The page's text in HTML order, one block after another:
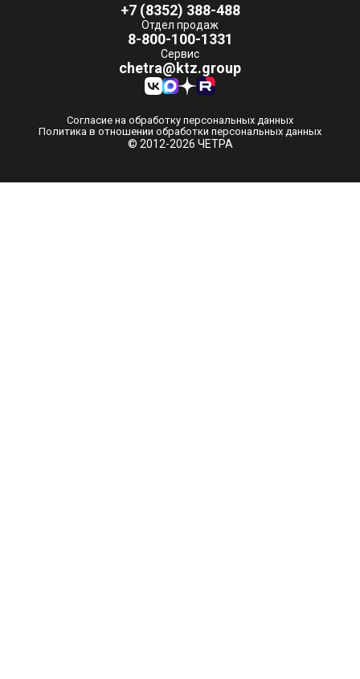
+7 (8352) 388-488
Отдел продаж
8-800-100-1331
Сервис
chetra@ktz.group
© 2012-2026 ЧЕТРА
Согласие на обработку персональных данных
Политика в отношении обработки персональных данных